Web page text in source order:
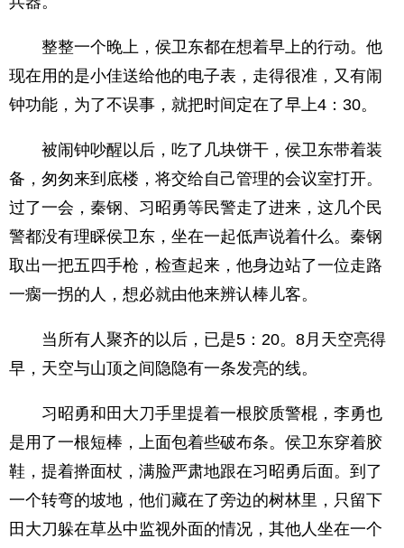
整整一个晚上，侯卫东都在想着早上的行动。他
现在用的是小佳送给他的电子表，走得很准，又有闹
钟功能，为了不误事，就把时间定在了早上4：30。
被闹钟吵醒以后，吃了几块饼干，侯卫东带着装
备，匆匆来到底楼，将交给自己管理的会议室打开。
过了一会，秦钢、习昭勇等民警走了进来，这几个民
警都没有理睬侯卫东，坐在一起低声说着什么。秦钢
取出一把五四手枪，检查起来，他身边站了一位走路
一瘸一拐的人，想必就由他来辨认棒儿客。
当所有人聚齐的以后，已是5：20。8月天空亮得
早，天空与山顶之间隐隐有一条发亮的线。
习昭勇和田大刀手里提着一根胶质警棍，李勇也
是用了一根短棒，上面包着些破布条。侯卫东穿着胶
鞋，提着擀面杖，满脸严肃地跟在习昭勇后面。到了
一个转弯的坡地，他们藏在了旁边的树林里，只留下
田大刀躲在草丛中监视外面的情况，其他人坐在一个